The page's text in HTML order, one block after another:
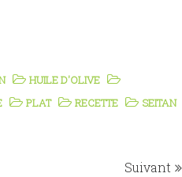
HUILE D'OLIVE
PLAT RECETTE
SEITAN
Suivant